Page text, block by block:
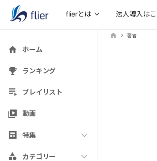
flierとは 法人導入は
ホーム
ランキング
プレイリスト
動画
特集
カテゴリー
著者